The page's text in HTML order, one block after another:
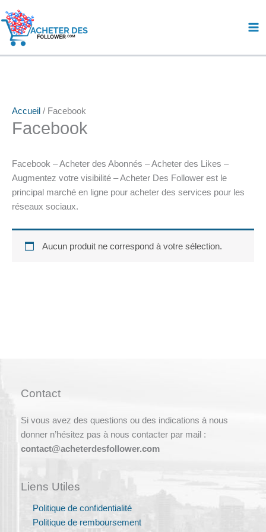
au
contenu
Accueil / Facebook
Facebook
Facebook – Acheter des Abonnés – Acheter des Likes –
Augmentez votre visibilité – Acheter Des Follower est le
principal marché en ligne pour acheter des services pour les
réseaux sociaux.
Aucun produit ne correspond à votre sélection.
Contact
Si vous avez des questions ou des indications à nous
donner n’hésitez pas à nous contacter par mail :
contact@acheterdesfollower.com
Liens Utiles
Politique de confidentialité
Politique de remboursement